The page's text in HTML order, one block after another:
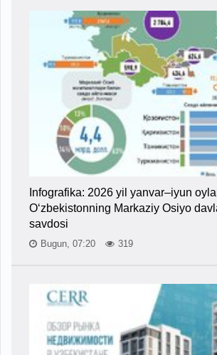
Infografika: 2026 yil yanvar–iyun
O‘zbekistonning Markaziy Osiyo
savdosi
Bugun, 07:20 319